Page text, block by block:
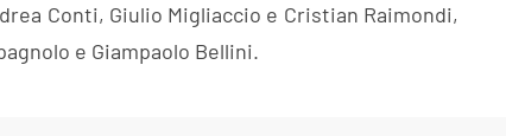
Conti, Giulio Migliaccio e Cristian Raimondi,
e Giampaolo Bellini.